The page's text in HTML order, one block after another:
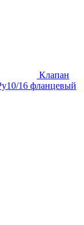
Клапан
16 фланцевый